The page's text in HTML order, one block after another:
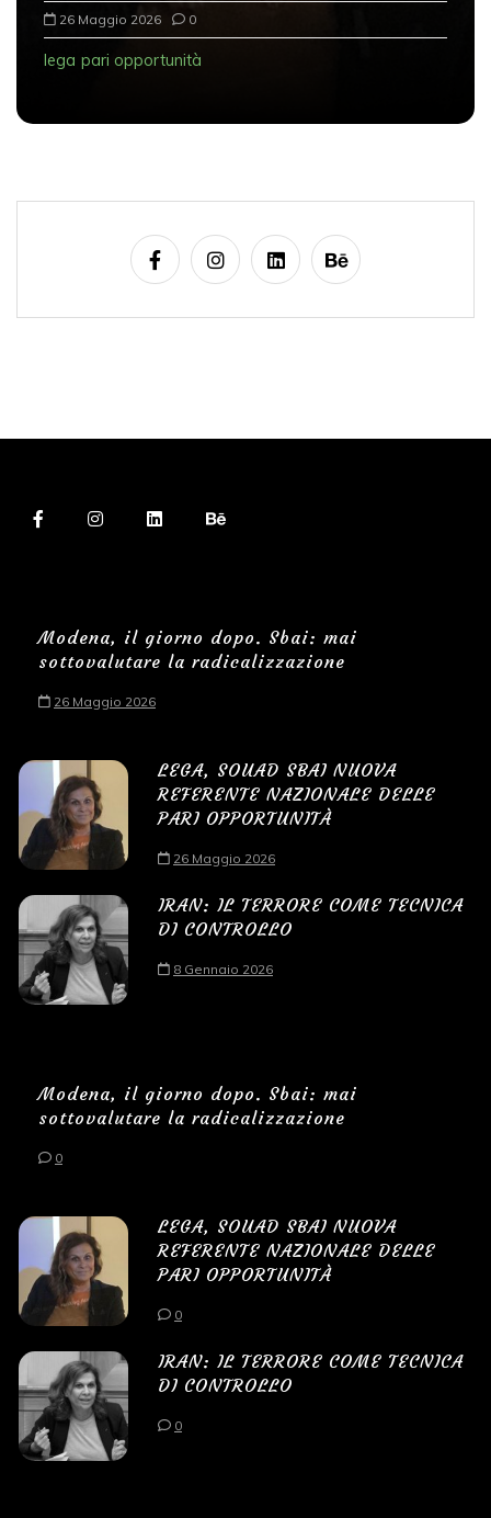
26 Maggio 2026 0
lega pari opportunità
Modena, il giorno dopo. Sbai: mai
sottovalutare la radicalizzazione
26 Maggio 2026
LEGA, SOUAD SBAI NUOVA
REFERENTE NAZIONALE DELLE
PARI OPPORTUNITÀ
26 Maggio 2026
IRAN: IL TERRORE COME TECNICA
DI CONTROLLO
8 Gennaio 2026
Modena, il giorno dopo. Sbai: mai
sottovalutare la radicalizzazione
0
LEGA, SOUAD SBAI NUOVA
REFERENTE NAZIONALE DELLE
PARI OPPORTUNITÀ
0
IRAN: IL TERRORE COME TECNICA
DI CONTROLLO
0